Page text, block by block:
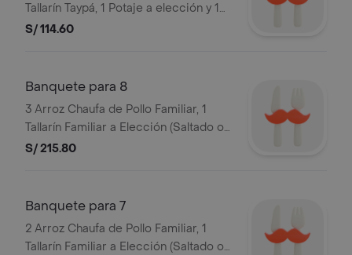
Tallarín Taypá, 1 Potaje a elección y 10
wantanes con salsa de tamarindo .
20101869947.
S/ 114.60
Banquete para 8
3 Arroz Chaufa de Pollo Familiar, 1
Tallarín Familiar a Elección (Saltado o
Taypá), 2 Potajes Familiares a
tamarindo. ALERT DEL PERU S.A.C.
RUC: 20101869947.
S/ 215.80
Banquete para 7
2 Arroz Chaufa de Pollo Familiar, 1
Tallarín Familiar a Elección (Saltado o